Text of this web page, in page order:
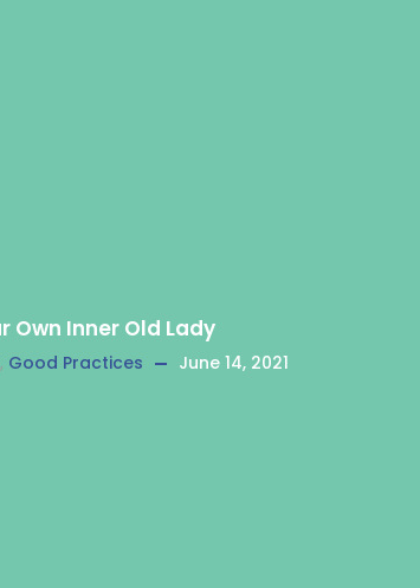
Own Inner Old Lady
, Good Practices June 14, 2021